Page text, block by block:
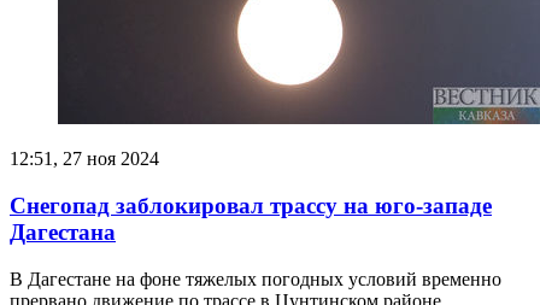
12:51, 27 ноя 2024
Снегопад заблокировал трассу на юго-западе
Дагестана
В Дагестане на фоне тяжелых погодных условий временно
прервано движение по трассе в Цунтинском районе.